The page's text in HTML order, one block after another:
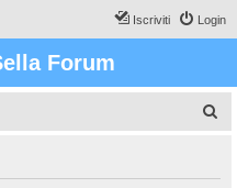
Login
Iscriviti
Forum